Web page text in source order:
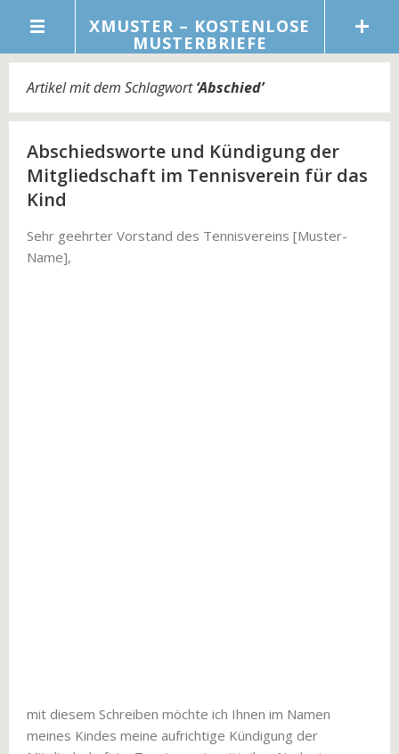
XMUSTER – KOSTENLOSE
MUSTERBRIEFE
Artikel mit dem Schlagwort‘Abschied’
Abschiedsworte und Kündigung der
Mitgliedschaft im Tennisverein für das
Kind
Sehr geehrter Vorstand des Tennisvereins [Muster-
Name],
mit diesem Schreiben möchte ich Ihnen im Namen
meines Kindes meine aufrichtige Kündigung der